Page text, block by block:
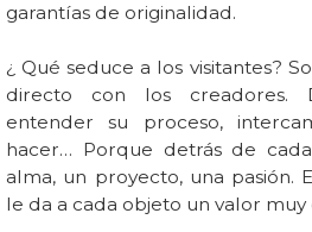
garantías de originalidad.
¿ Qué seduce a los visitantes?
directo con los creadores.
entender su proceso,
hacer… Porque detrás de
alma, un proyecto, una pasión.
le da a cada objeto un valor muy